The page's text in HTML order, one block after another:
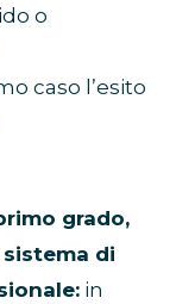
o
caso l’esito
grado,
di
in